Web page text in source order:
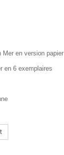
Mer en version papier
en 6 exemplaires